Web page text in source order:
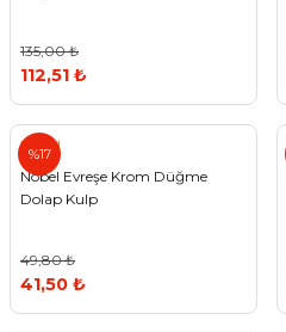
135,00 ₺
112,51 ₺
%17
Nobel
Nobel Evreşe Krom Düğme
Dolap Kulp
49,80 ₺
41,50 ₺